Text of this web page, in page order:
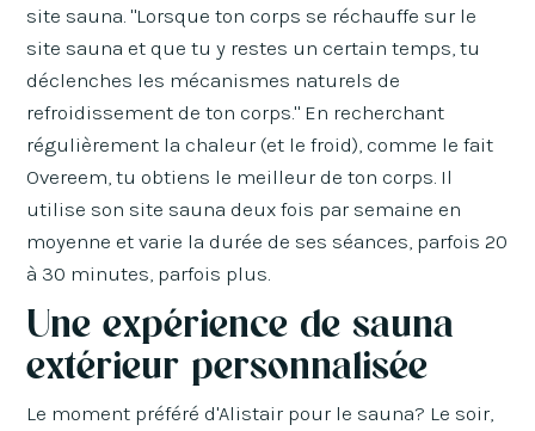
site sauna. "Lorsque ton corps se réchauffe sur le
site sauna et que tu y restes un certain temps, tu
déclenches les mécanismes naturels de
refroidissement de ton corps." En recherchant
régulièrement la chaleur (et le froid), comme le fait
Overeem, tu obtiens le meilleur de ton corps. Il
utilise son site sauna deux fois par semaine en
moyenne et varie la durée de ses séances, parfois 20
à 30 minutes, parfois plus.
Une expérience de sauna
extérieur personnalisée
Le moment préféré d'Alistair pour le sauna? Le soir,